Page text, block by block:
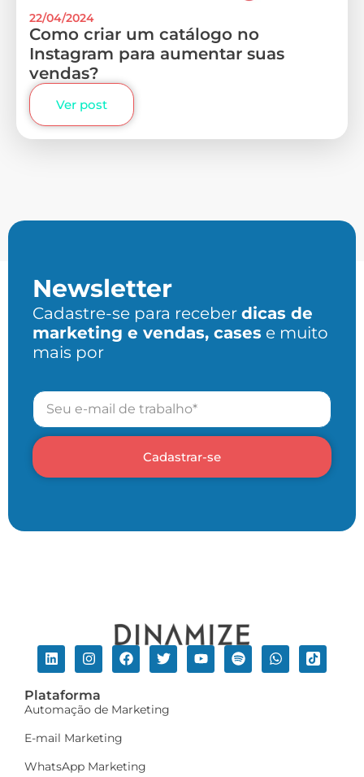
22/04/2024
Como criar um catálogo no
Instagram para aumentar suas
vendas?
Ver post
Newsletter
Cadastre-se para receber dicas de
marketing e vendas, cases e muito
mais por
Cadastrar-se
Plataforma
Automação de Marketing
E-mail Marketing
WhatsApp Marketing